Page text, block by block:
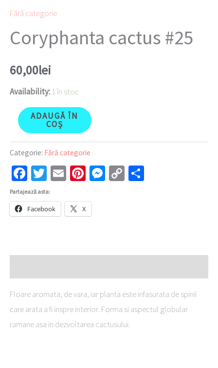
Fără categorie
Coryphanta cactus #25
60,00lei
Availability: 1 în stoc
ADAUGĂ ÎN
COȘ
Categorie: Fără categorie
Facebook
TwitterEmailPinterest
Messenger
Copy
Partajează asta:
Facebook X
Floare aromata, de vara, iar planta este infasurata de spinii
care arata a fi inspre interior. Forma si aspectul globular
ramane asa in dezvoltarea cactusului.